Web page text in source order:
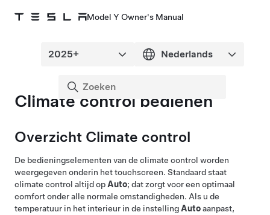
Model Y Owner's Manual
Climate control bedienen
Overzicht Climate control
De bedieningselementen van de climate control worden
weergegeven onderin het touchscreen. Standaard staat
climate control altijd op Auto; dat zorgt voor een optimaal
comfort onder alle normale omstandigheden. Als u de
temperatuur in het interieur in de instelling Autoaanpast,